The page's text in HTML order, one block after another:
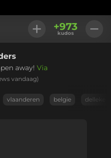
+973
kudos
away! Via
vandaag)
vlaanderen belgie delleke